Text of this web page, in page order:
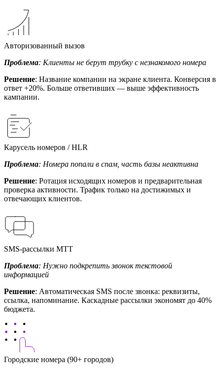
Авторизованный вызов
Проблема: Клиенты не берут трубку с незнакомого номера
Решение: Название компании на экране клиента. Конверсия в
ответ +20%. Больше ответивших — выше эффективность
кампании.
Карусель номеров / HLR
Проблема: Номера попали в спам, часть базы неактивна
Решение: Ротация исходящих номеров и предварительная
проверка активности. Трафик только на достижимых и
отвечающих клиентов.
SMS-рассылки МТТ
Проблема: Нужно подкрепить звонок текстовой
информацией
Решение: Автоматическая SMS после звонка: реквизиты,
ссылка, напоминание. Каскадные рассылки экономят до 40%
бюджета.
Городские номера (90+ городов)